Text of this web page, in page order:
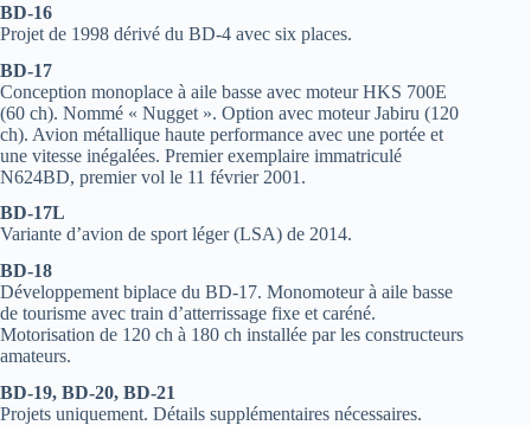
BD-16
Projet de 1998 dérivé du BD-4 avec six places.
BD-17
Conception monoplace à aile basse avec moteur HKS 700E
(60 ch). Nommé « Nugget ». Option avec moteur Jabiru (120
ch). Avion métallique haute performance avec une portée et
une vitesse inégalées. Premier exemplaire immatriculé
N624BD, premier vol le 11 février 2001.
BD-17L
Variante d’avion de sport léger (LSA) de 2014.
BD-18
Développement biplace du BD-17. Monomoteur à aile basse
de tourisme avec train d’atterrissage fixe et caréné.
Motorisation de 120 ch à 180 ch installée par les constructeurs
amateurs.
BD-19, BD-20, BD-21
Projets uniquement. Détails supplémentaires nécessaires.